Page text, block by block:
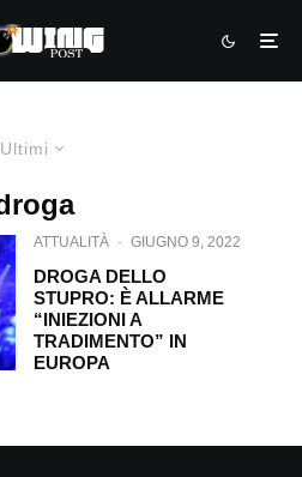
Ultimi
ATTUALITÀ · GIUGNO 9, 2022
DROGA DELLO
STUPRO: È ALLARME
“INIEZIONI A
TRADIMENTO” IN
EUROPA